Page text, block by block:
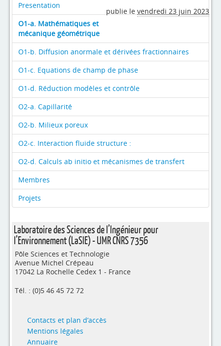
publie le vendredi 23 juin 2023
Presentation
O1-a. Mathématiques et
mécanique géométrique
O1-b. Diffusion anormale et dérivées fractionnaires
O1-c. Equations de champ de phase
O1-d. Réduction modèles et contrôle
O2-a. Capillarité
O2-b. Milieux poreux
O2-c. Interaction fluide structure :
O2-d. Calculs ab initio et mécanismes de transfert
Membres
Projets
Laboratoire des Sciences de l’Ingénieur pour
l’Environnement (LaSIE) - UMR CNRS 7356
Pôle Sciences et Technologie
Avenue Michel Crépeau
17042 La Rochelle Cedex 1 - France
Tél. : (0)5 46 45 72 72
Contacts et plan d’accès
Mentions légales
Annuaire